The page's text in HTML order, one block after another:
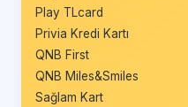
Play TLcard
Privia Kredi Kartı
QNB First
QNB Miles&Smiles
Sağlam Kart